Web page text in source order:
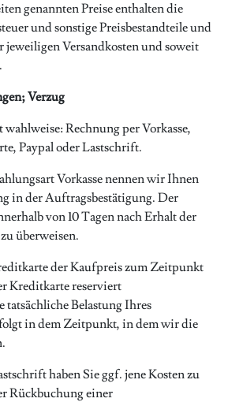
genannten Preise enthalten die
und sonstige Preisbestandteile und
jeweiligen Versandkosten und soweit
Verzug
Rechnung per Vorkasse,
Paypal oder Lastschrift.
Vorkasse nennen wir Ihnen
in der Auftragsbestätigung. Der
von 10 Tagen nach Erhalt der
überweisen.
der Kaufpreis zum Zeitpunkt
Kreditkarte reserviert
Belastung Ihres
in dem Zeitpunkt, in dem wir die
haben Sie ggf. jene Kosten zu
Rückbuchung einer